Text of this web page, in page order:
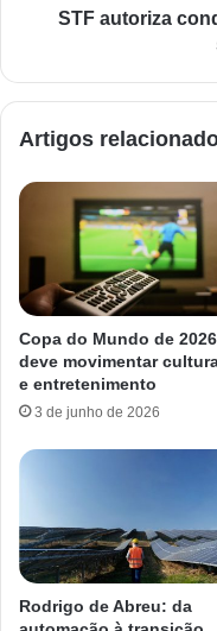
STF autoriza
Artigos
Copa do Mundo de 2026
deve movimentar
e entretenimento
3 de junho de 2026
Rodrigo de Abreu: da